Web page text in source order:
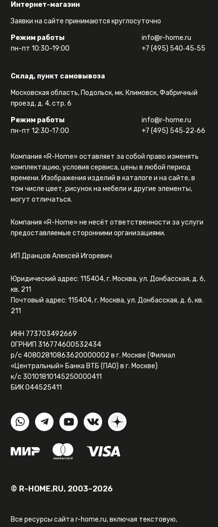
Интернет-магазин
Заявки на сайте принимаются круглосуточно
Режим работы
пн-пт 10:30-19:00
info@r-home.ru
+7 (495) 540‑45‑55
Склад, пункт самовывоза
Московская область, Подольск, мк. Климовск, Фабричный
проезд, д. 4, стр. 6
Режим работы
пн-пт 12:30-17:00
info@r-home.ru
+7 (495) 545‑22‑66
Компания «R-Home» оставляет за собой право изменять
комплектацию, условия сервиса, цены в любой период
времени. Изображения изделий в каталоге и на сайте, в
том числе цвет, рисунок на мебели и другие элементы,
могут отличаться.
Компания «R-Home» не несёт ответственности за услуги
предоставляемые сторонними организациями.
ИП Дранцов Алексей Игоревич
Юридический адрес: 115404, г. Москва, ул. Донбасская, д. 6,
кв. 211
Почтовый адрес: 115404, г. Москва, ул. Донбасская, д. 6, кв.
211
ИНН 773703492669
ОГРНИП 316774600532434
р/с 40802810863620000002 в г. Москве (Филиал
«Центральный» Банка ВТБ (ПАО) в г. Москве)
к/с 30101810145250000411
БИК 044525411
© R-HOME.RU, 2003–2026
Все ресурсы сайта r-home.ru, включая текстовую,